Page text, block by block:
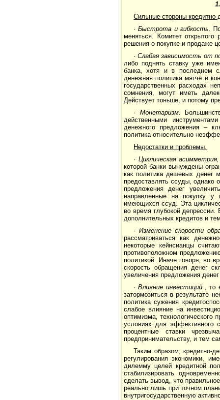
Сильные стороны кредитно-
·Быстрота и гибкость.
меняться. Комитет
решения о покупке и продаже
·Слабая зависимость от
либо поднять ставку уже
банка, хотя и в последнем
денежная политика мягче и
государственных расходах
сомнения, могут иметь
Действует тоньше, и потому
· Монетаризм.
действенными
денежного предложения –
политика относительно
Недостатки и проблемы.
· Циклическая
которой банки вынуждены
как политика дешевых денег
предоставлять ссуды, однако
предложения денег
направленные на покупку у
имеющихся ссуд. Эта
во время глубокой
дополнительных кредитов и
· Изменение скорости
рассматриваться как
некоторые кейнсианцы
противоположном
политикой. Иначе говоря, во
скорость обращения денег
увеличения предложения
·Влияние инвестиций, то
затормозиться в результате
политика сужения
слабое влияние на
оптимизма, технологического
условиях для эффективного
процентные ставки
предпринимательству, и тем
Таким образом, кредитно-
регулирования экономики,
дилемму целей кредитной
стабилизировать
сделать вывод, что
реально лишь при точном
внутригосударственную